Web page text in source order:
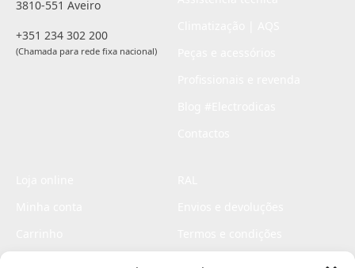
3810-551 Aveiro
+351 234 302 200
(Chamada para rede fixa nacional)